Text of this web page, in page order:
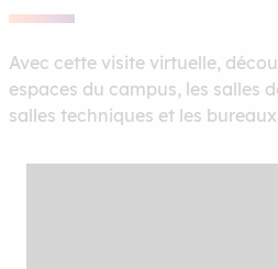
Avec cette visite virtuelle,
espaces du campus, les salles
salles techniques et les bureaux